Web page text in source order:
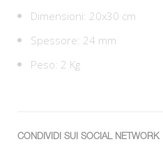
Dimensioni: 20x30 cm
Spessore: 24 mm
Peso: 2 Kg
CONDIVIDI SUI SOCIAL NETWORK